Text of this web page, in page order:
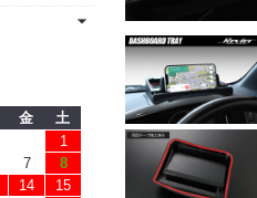
金
土
1
7
8
14
15